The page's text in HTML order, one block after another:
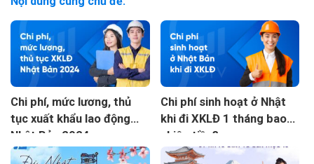
Chi phí, mức lương, thủ
tục xuất khẩu lao động
Nhật Bản 2024
Chi phí sinh hoạt ở Nhật
khi đi XKLĐ 1 tháng bao
nhiêu tiền?